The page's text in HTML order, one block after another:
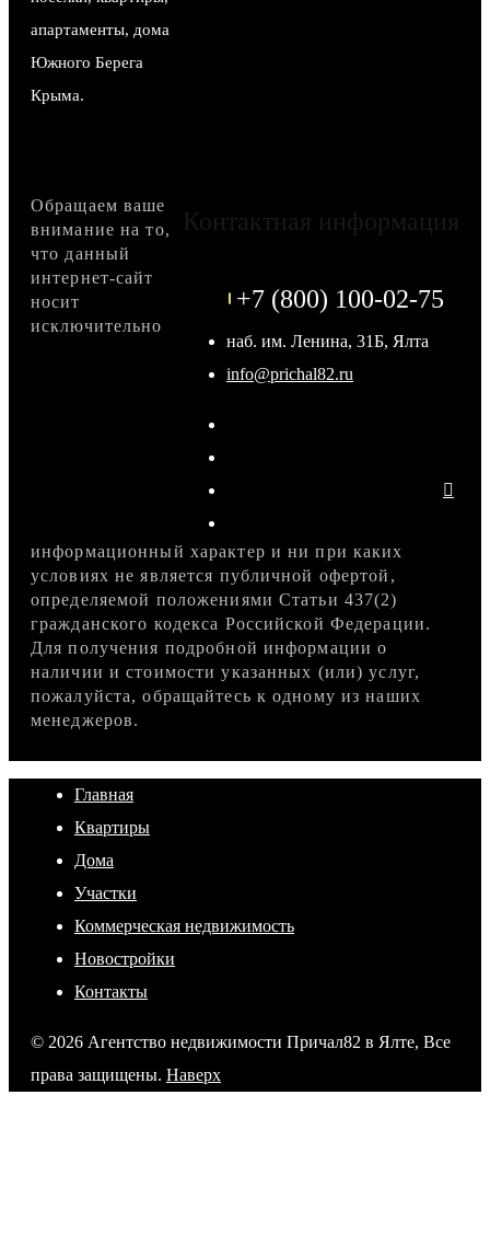
апартаменты, дома
Южного Берега
Крыма.
Контактная информация
+7 (800) 100-02-75
наб. им. Ленина, 31Б, Ялта
info@prichal82.ru
Обращаем ваше
внимание на то,
что данный
интернет-сайт
носит
исключительно
информационный характер и ни при каких
условиях не является публичной офертой,
определяемой положениями Статьи 437(2)
гражданского кодекса Российской Федерации.
Для получения подробной информации о
наличии и стоимости указанных (или) услуг,
пожалуйста, обращайтесь к одному из наших
менеджеров.
Главная
Квартиры
Дома
Участки
Коммерческая недвижимость
Новостройки
Контакты
© 2026 Агентство недвижимости Причал82 в Ялте, Все
права защищены. Наверх